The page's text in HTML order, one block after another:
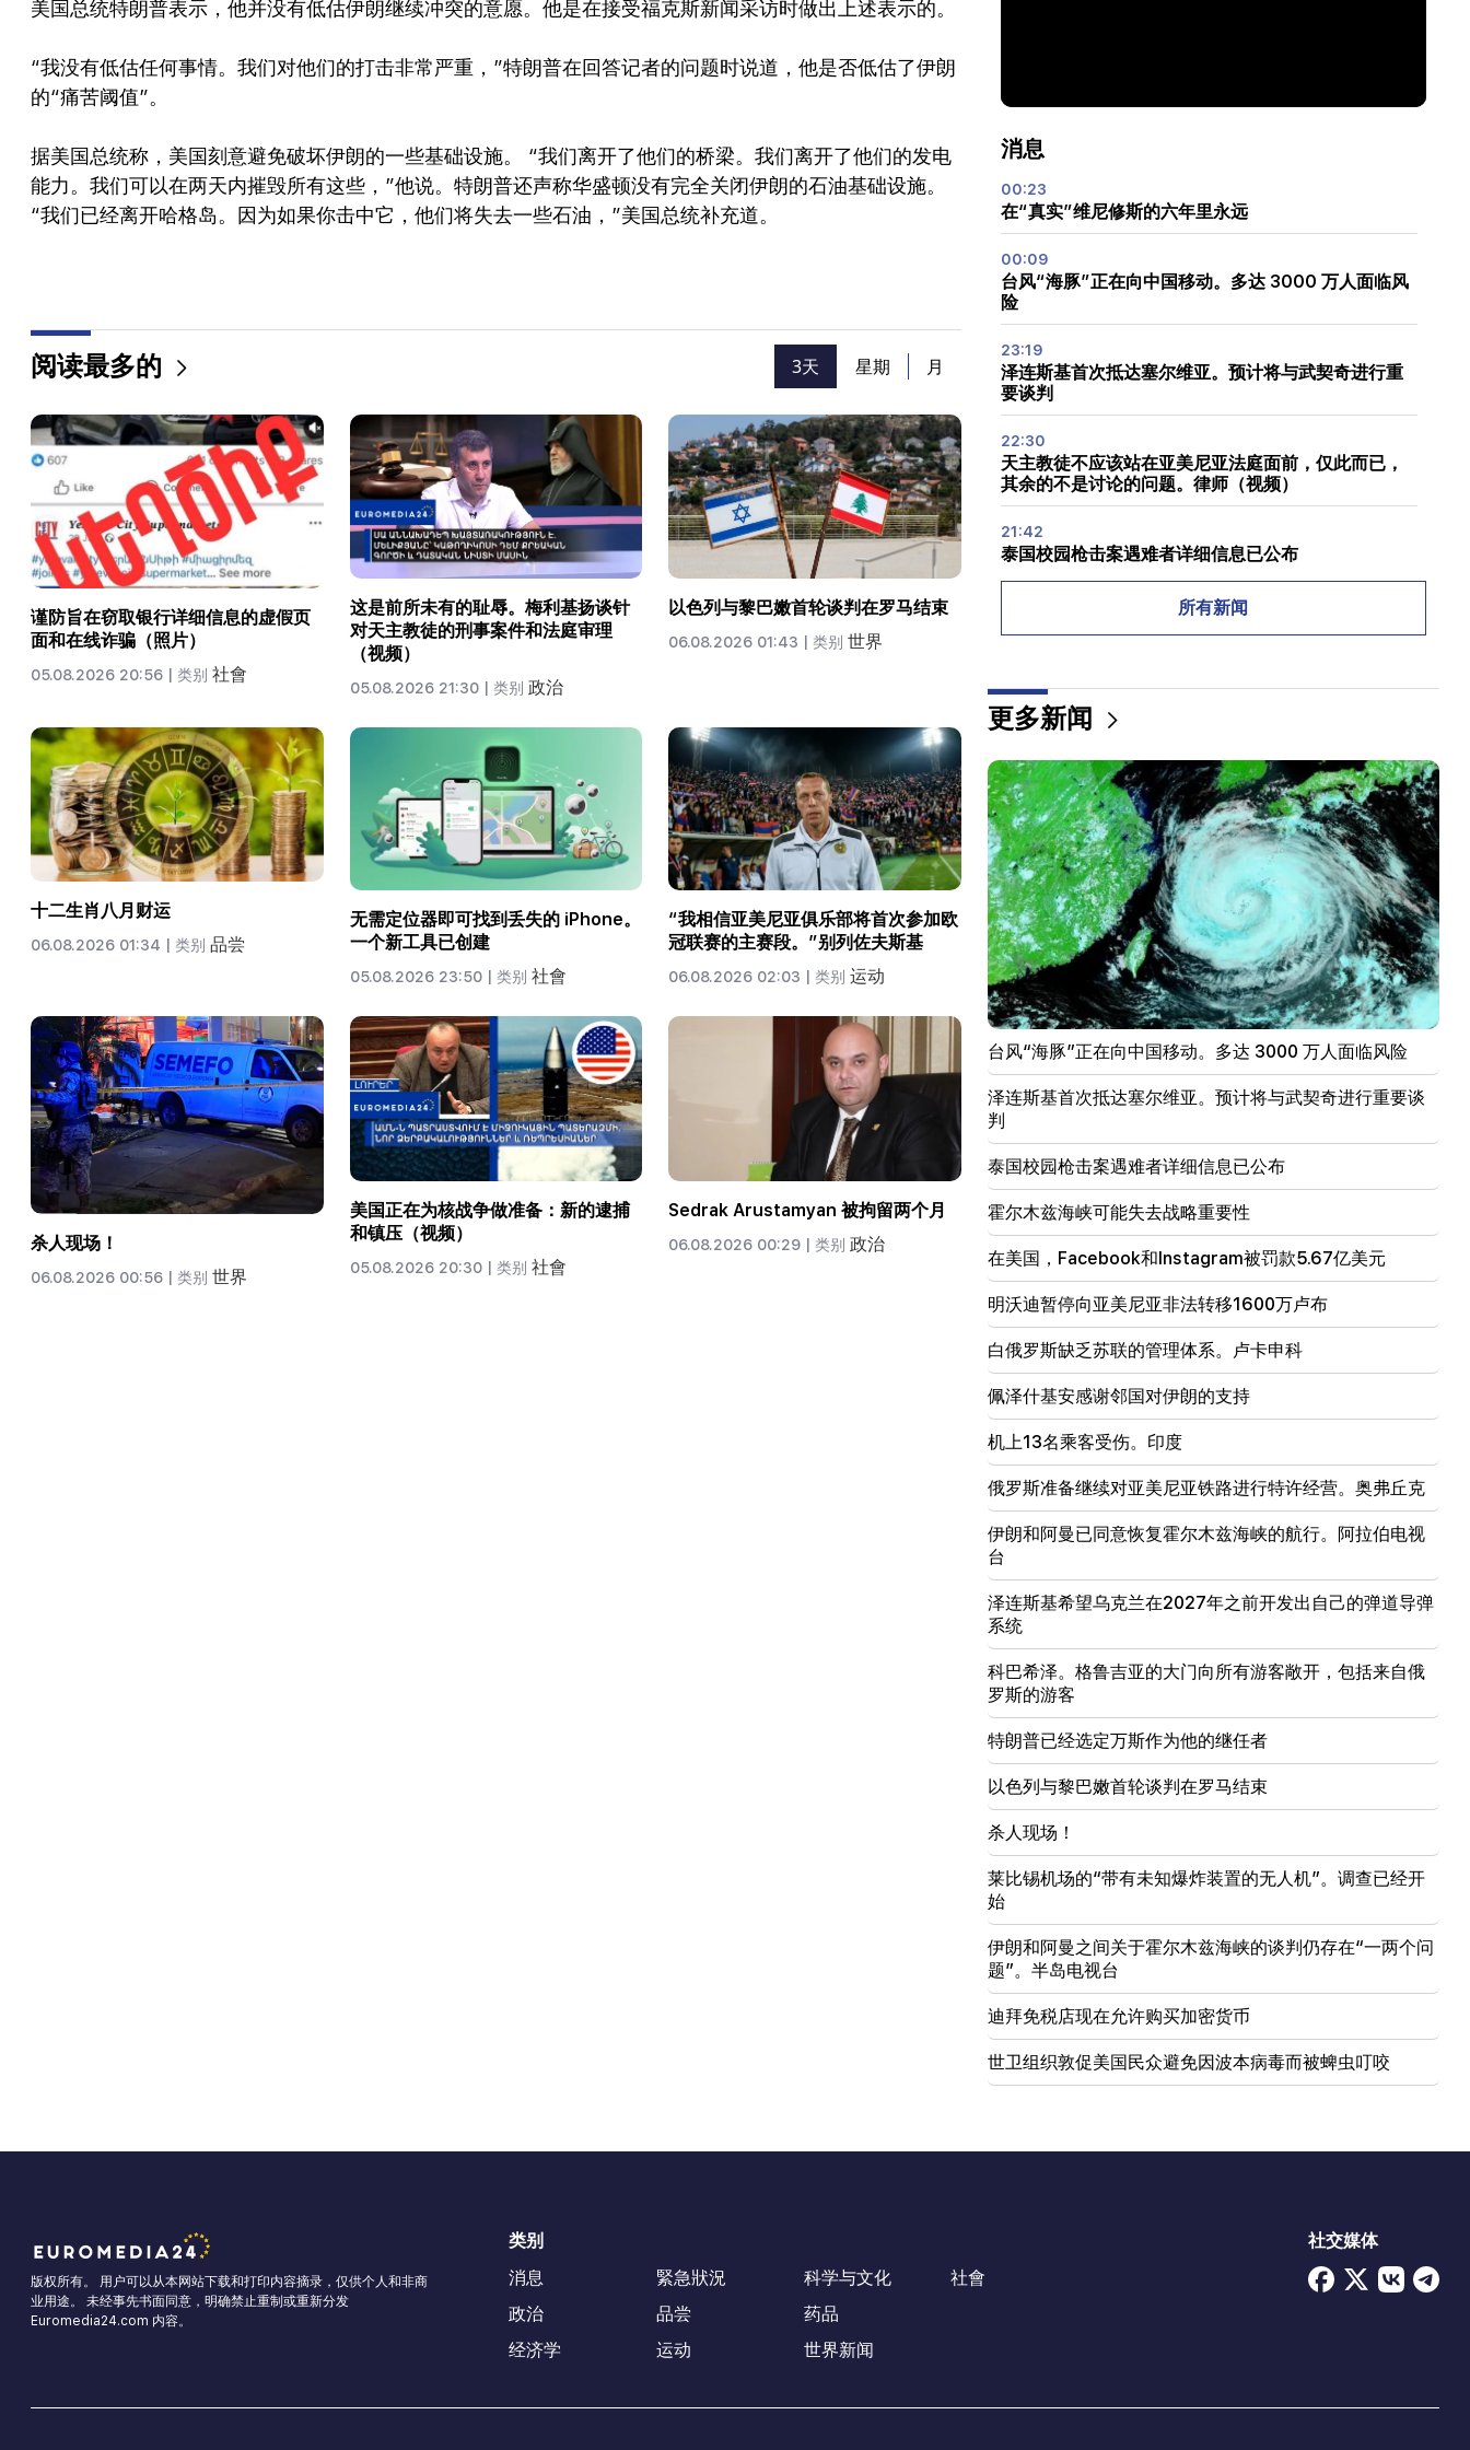
美国总统特朗普表示，他并没有低估伊朗继续冲突的意愿。他是在接受福克斯新闻采访时做出上述表示的。
“我没有低估任何事情。我们对他们的打击非常严重，”特朗普在回答记者的问题时说道，他是否低估了伊朗
的“痛苦阈值”。
据美国总统称，美国刻意避免破坏伊朗的一些基础设施。 “我们离开了他们的桥梁。我们离开了他们的发电
能力。我们可以在两天内摧毁所有这些，”他说。特朗普还声称华盛顿没有完全关闭伊朗的石油基础设施。
“我们已经离开哈格岛。因为如果你击中它，他们将失去一些石油，”美国总统补充道。
阅读最多的 3天 星期 月
谨防旨在窃取银行详细信息的虚假页
面和在线诈骗（照片）
05.08.2026 20:56 | 类别 社會
这是前所未有的耻辱。梅利基扬谈针
对天主教徒的刑事案件和法庭审理
（视频）
05.08.2026 21:30 | 类别 政治
以色列与黎巴嫩首轮谈判在罗马结束
06.08.2026 01:43 | 类别世界
十二生肖八月财运
06.08.2026 01:34 | 类别 品尝
无需定位器即可找到丢失的 iPhone。
一个新工具已创建
05.08.2026 23:50 | 类别 社會
“我相信亚美尼亚俱乐部将首次参加欧
冠联赛的主赛段。”别列佐夫斯基
06.08.2026 02:03 | 类别运动
杀人现场！
06.08.2026 00:56 | 类别 世界
美国正在为核战争做准备：新的逮捕
和镇压（视频）
05.08.2026 20:30 | 类别 社會
Sedrak Arustamyan 被拘留两个月
06.08.2026 00:29 | 类别政治
消息
00:23
在“真实”维尼修斯的六年里永远
00:09
台风“海豚”正在向中国移动。多达 3000 万人面临风
险
23:19
泽连斯基首次抵达塞尔维亚。预计将与武契奇进行重
要谈判
22:30
天主教徒不应该站在亚美尼亚法庭面前，仅此而已，
其余的不是讨论的问题。律师（视频）
21:42
泰国校园枪击案遇难者详细信息已公布
21:25
霍尔木兹海峡可能失去战略重要性
20:30
海克·康乔扬（Hayk Konjoryan）紧随阿伦·西蒙扬
（Alen Simonyan）之后。 CP整理关于他的“梅子”
（视频）
20:17
8月10日起Sayat-Nova大道交通秩序将发生变化
20:00
当巴库奏响 RA 国歌时，人们感到难以形容的自豪。詹
娜·安德烈亚西安
19:50
俄罗斯用“伊斯坎德尔”击落了军用列车。维哈帕尔案
法官回避（视频）
19:38
法官是亚美尼亚人。纳雷克·卡拉佩延
19:17 重要的
也许邮件功能不太好。内森主教谈君士坦丁堡宗主教
的沉默
19:01
在美国，Facebook和Instagram被罚款5.67亿美元
18:51
明沃迪暂停向亚美尼亚非法转移1600万卢布
18:30
Tatev社区前负责人Murad Simonyan将被没收400
万45.4万德拉姆
18:19
白俄罗斯缺乏苏联的管理体系。卢卡申科
09:45
亚美尼亚教会必须在各地受到保护，但结束这一切的
方法是权力更迭。蒂格兰·阿布拉米扬
09:28
他们将努力赢得沙逊的心。 “发布”
09:11
“发布”。 Araik Harutyunyan 的《乞丐不会有肚子
吗？》
所有新闻
更多新闻
台风“海豚”正在向中国移动。多达 3000 万人面临风险
泽连斯基首次抵达塞尔维亚。预计将与武契奇进行重要谈
判
泰国校园枪击案遇难者详细信息已公布
霍尔木兹海峡可能失去战略重要性
在美国，Facebook和Instagram被罚款5.67亿美元
明沃迪暂停向亚美尼亚非法转移1600万卢布
白俄罗斯缺乏苏联的管理体系。卢卡申科
佩泽什基安感谢邻国对伊朗的支持
机上13名乘客受伤。印度
俄罗斯准备继续对亚美尼亚铁路进行特许经营。奥弗丘克
伊朗和阿曼已同意恢复霍尔木兹海峡的航行。阿拉伯电视
台
泽连斯基希望乌克兰在2027年之前开发出自己的弹道导弹
系统
科巴希泽。格鲁吉亚的大门向所有游客敞开，包括来自俄
罗斯的游客
特朗普已经选定万斯作为他的继任者
以色列与黎巴嫩首轮谈判在罗马结束
杀人现场！
莱比锡机场的“带有未知爆炸装置的无人机”。调查已经开
始
伊朗和阿曼之间关于霍尔木兹海峡的谈判仍存在“一两个问
题”。半岛电视台
迪拜免税店现在允许购买加密货币
世卫组织敦促美国民众避免因波本病毒而被蜱虫叮咬
版权所有。 用户可以从本网站下载和打印内容摘录，仅供个人和非商
业用途。 未经事先书面同意，明确禁止重制或重新分发
Euromedia24.com 内容。
类别
消息
政治
经济学
緊急狀況
品尝
运动
科学与文化
药品
世界新闻
社會
社交媒体